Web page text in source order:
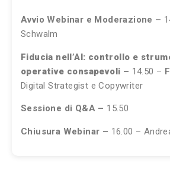
Avvio Webinar e Moderazione –
Schwalm
Fiducia nell’AI: controllo e
operative consapevoli – 14.50 –
Digital Strategist e Copywriter
Sessione di Q&A – 15.50
Chiusura Webinar – 16.00 –